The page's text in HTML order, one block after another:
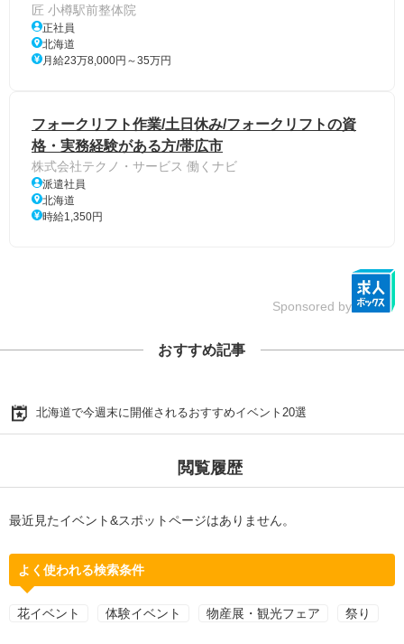
匠 小樽駅前整体院
正社員
北海道
月給23万8,000円～35万円
フォークリフト作業/土日休み/フォークリフトの資
格・実務経験がある方/帯広市
株式会社テクノ・サービス 働くナビ
派遣社員
北海道
時給1,350円
Sponsored by
おすすめ記事
北海道で今週末に開催されるおすすめイベント20選
閲覧履歴
最近見たイベント&スポットページはありません。
よく使われる検索条件
花イベント 体験イベント 物産展・観光フェア 祭り